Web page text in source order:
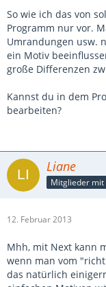
So wie ich das von
Programm nur vor.
Umrandungen usw.
ein Motiv
große Differenzen
Kannst du in dem
bearbeiten?
Liane
12. Februar 2013
Mhh, mit Next kann
wenn man vom
das natürlich